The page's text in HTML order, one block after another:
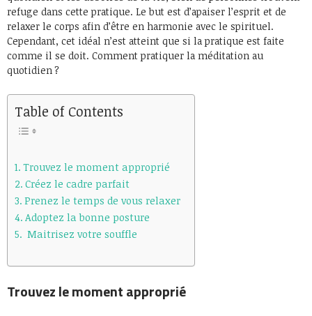
refuge dans cette pratique. Le but est d’apaiser l’esprit et de
relaxer le corps afin d’être en harmonie avec le spirituel.
Cependant, cet idéal n’est atteint que si la pratique est faite
comme il se doit. Comment pratiquer la méditation au
quotidien ?
Table of Contents
Trouvez le moment approprié
Créez le cadre parfait
Prenez le temps de vous relaxer
Adoptez la bonne posture
Maitrisez votre souffle
Trouvez le moment approprié